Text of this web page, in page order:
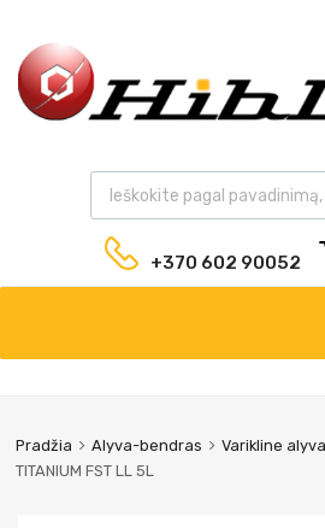
+370 602 90052
Pradžia Alyva-bendras Varikline alyva
TITANIUM FST LL 5L